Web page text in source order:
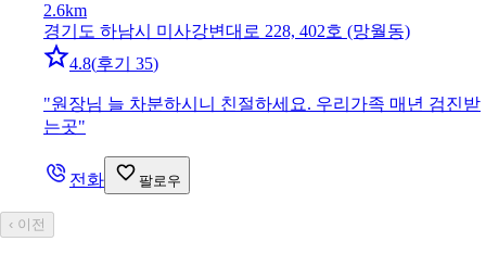
2.6km
경기도 하남시 미사강변대로 228, 402호 (망월동)
4.8(후기 35)
"원장님 늘 차분하시니 친절하세요. 우리가족 매년 검진받
는곳"
전화 팔로우
‹ 이전